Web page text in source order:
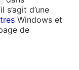
d’une
Windows et
de